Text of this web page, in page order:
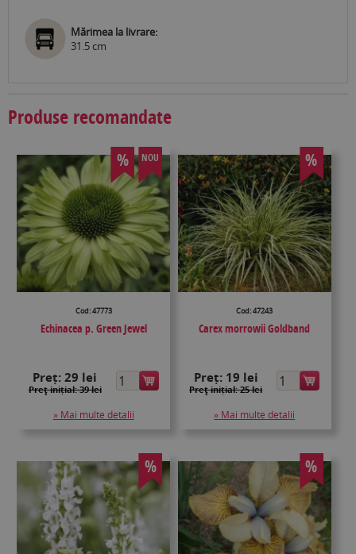
Mărimea la livrare:
31.5 cm
Produse recomandate
% NOU
Cod: 47773
Echinacea p. Green Jewel
Preț:29 lei
Preţ inițial: 39 lei
» Mai multe detalii
%
Cod: 47243
Carex morrowii Goldband
Preț: 19 lei
Preţ inițial: 25 lei
» Mai multe detalii
% %